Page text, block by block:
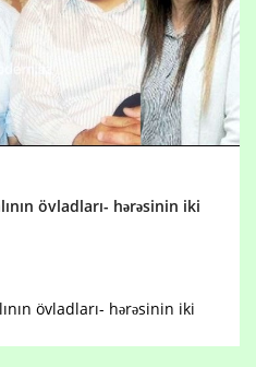
övladları- hərəsinin iki
övladları- hərəsinin iki